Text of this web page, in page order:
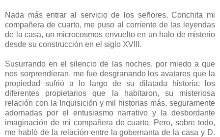
Nada más entrar al servicio de los señores, Conchita mi
compañera de cuarto, me puso al corriente de las leyendas
de la casa, un microcosmos envuelto en un halo de misterio
desde su construcción en el siglo XVIII.
Susurrando en el silencio de las noches, por miedo a que
nos sorprendieran, me fue desgranando los avatares que la
propiedad sufrió a lo largo de su dilatada historia; los
diferentes propietarios que la habitaron, su misteriosa
relación con la Inquisición y mil historias más, seguramente
adornadas por el entusiasmo narrativo y la desbordante
imaginación de mi compañera de cuarto. Pero, sobre todo,
me habló de la relación entre la gobernanta de la casa y D.